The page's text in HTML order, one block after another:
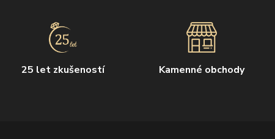
25 let zkušeností Kamenné obchody